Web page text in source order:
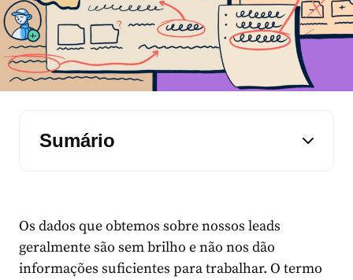
Sumário
Os dados que obtemos sobre nossos leads
geralmente são sem brilho e não nos dão
informações suficientes para trabalhar. O termo